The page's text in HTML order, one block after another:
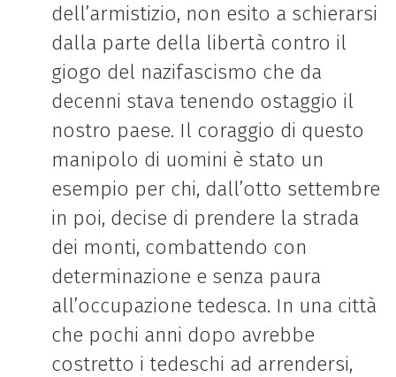
dell’armistizio, non esito a schierarsi
dalla parte della libertà contro il
giogo del nazifascismo che da
decenni stava tenendo ostaggio il
nostro paese. Il coraggio di questo
manipolo di uomini è stato un
esempio per chi, dall’otto settembre
in poi, decise di prendere la strada
dei monti, combattendo con
determinazione e senza paura
all’occupazione tedesca. In una città
che pochi anni dopo avrebbe
costretto i tedeschi ad arrendersi,